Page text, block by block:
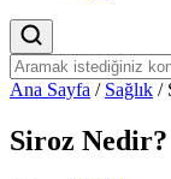
Ana Sayfa / Sağlık /
Siroz Nedir?